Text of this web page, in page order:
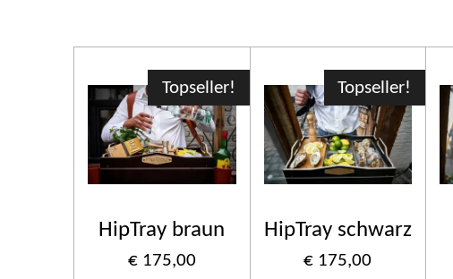
Topseller!
HipTray braun
€ 175,00
Topseller!
HipTray schwarz
€ 175,00